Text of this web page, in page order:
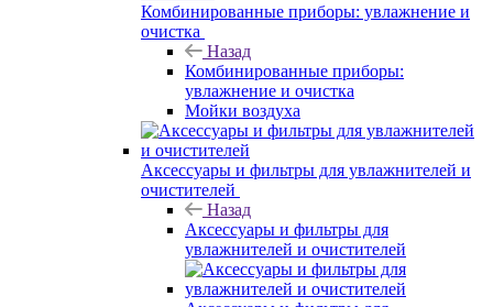
Комбинированные приборы: увлажнение и
очистка
Назад
Комбинированные приборы:
увлажнение и очистка
Мойки воздуха
Аксессуары и фильтры для увлажнителей и
очистителей
Назад
Аксессуары и фильтры для
увлажнителей и очистителей